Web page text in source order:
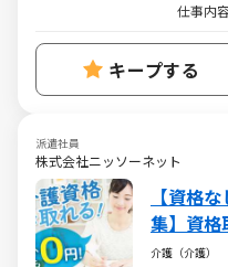
仕事内
キープする
派遣社員
株式会社ニッソーネット
【資格
集】資
ムで稼げ
介護（介護）